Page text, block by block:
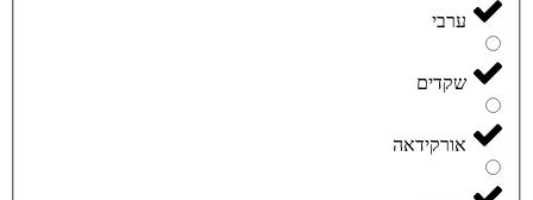
ערבי
שקדים
אורקידאה